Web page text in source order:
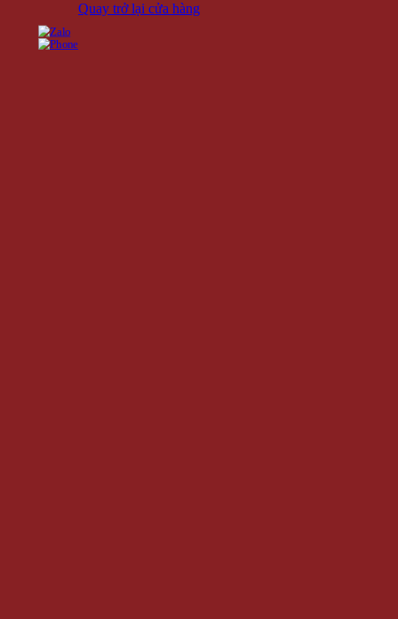
Quay trở lại cửa hàng